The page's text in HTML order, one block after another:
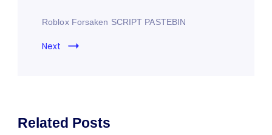
Roblox Forsaken SCRIPT PASTEBIN
Next
Related Posts